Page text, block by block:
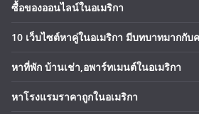
ซื้อของออนไลน์ในอเมริกา
10 เว็บไซต์หาคู่ในอเมริกา มีบทบาทมากกับ
หาที่พัก บ้านเช่า,อพาร์ทเมนต์ในอเมริกา
หาโรงแรมราคาถูกในอเมริกา